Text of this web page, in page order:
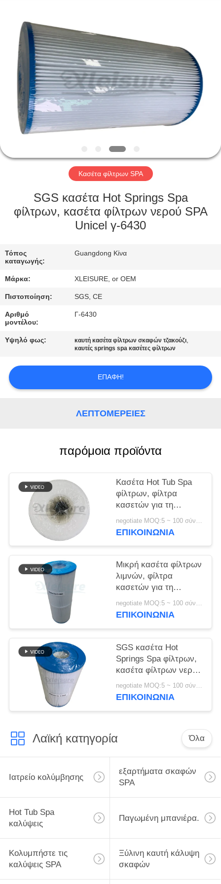
ΑΡΧΙΚΉ
ΣΕΛΊΔΑ
ΠΡΟΪΌΝΤΑ
ΣΧΕΤΙΚΆ
ΜΕ
ΕΜΆΣ
ΓΎΡΟΣ
ΕΡΓΟΣΤΑΣΊΩΝ
ΈΛΕΓΧΟΣ
ΖΗΤΉΣΤΕ
ΈΝΑ
ΑΠΌΣΠΑΣΜΑ
SITEMAP
Reserved.
Developed
Κασέτα φίλτρων SPA
SGS κασέτα Hot Springs Spa
φίλτρων, κασέτα φίλτρων νερού SPA
Unicel γ-6430
Τόπος
καταγωγής:
Guangdong Κίνα
Μάρκα: XLEISURE, or OEM
Πιστοποίηση: SGS, CE
Αριθμό
μοντέλου:
Γ-6430
Υψηλό φως: καυτή κασέτα φίλτρων σκαφών τζακούζι,
καυτές springs spa κασέτες φίλτρων
ΕΠΑΦΉ!
ΛΕΠΤΟΜΈΡΕΙΕΣ
παρόμοια προϊόντα
Κασέτα Hot Tub Spa
φίλτρων, φίλτρα
κασετών για τη
χαμηλή συντήρηση
Filbur fc-2392 SPA
negotiate MOQ:5 ~ 100 σύνολο
ΕΠΙΚΟΙΝΩΝΊΑ
Μικρή κασέτα φίλτρων
λιμνών, φίλτρα
κασετών για τη
χαμηλή συντήρηση
SPA
negotiate MOQ:5 ~ 100 σύνολο
ΕΠΙΚΟΙΝΩΝΊΑ
SGS κασέτα Hot
Springs Spa φίλτρων,
κασέτα φίλτρων νερού
SPA Unicel γ-6430
negotiate MOQ:5 ~ 100 σύνολο
ΕΠΙΚΟΙΝΩΝΊΑ
Λαϊκή κατηγορία Όλα
Ιατρείο κολύμβησης
εξαρτήματα σκαφών
SPA
Hot Tub Spa
καλύψεις
Παγωμένη μπανιέρα.
Κολυμπήστε τις
καλύψεις SPA
Ξύλινη καυτή κάλυψη
σκαφών